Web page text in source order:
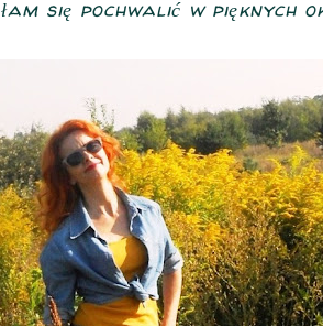
się pochwalić w pięknych